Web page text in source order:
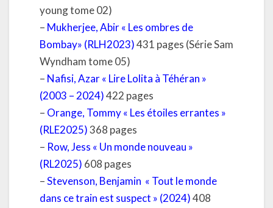
young tome 02)
– Mukherjee, Abir « Les ombres de
Bombay» (RLH2023)431 pages (Série Sam
Wyndham tome 05)
– Nafisi, Azar « Lire Lolita à Téhéran »
(2003 – 2024)422 pages
– Orange, Tommy « Les étoiles errantes »
(RLE2025)368 pages
– Row, Jess « Un monde nouveau »
(RL2025) 608 pages
–Stevenson, Benjamin « Tout le monde
dans ce train est suspect » (2024)408